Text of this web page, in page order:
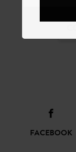
FACEBOOK